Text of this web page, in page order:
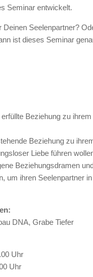
Seminar entwickelt.
Deinen Seelenpartner?
ist dieses Seminar
Beziehung zu
Beziehung zu
Liebe führen
Beziehungsdramen
um ihren Seelenpartner
DNA, Grabe Tiefer
Uhr
Uhr